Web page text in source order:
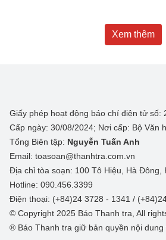
Xem thêm
Giấy phép hoạt động báo chí điện tử số:
Cấp ngày: 30/08/2024; Nơi cấp: Bộ Văn
Tổng Biên tập: Nguyễn Tuấn Anh
Email: toasoan@thanhtra.com.vn
Địa chỉ tòa soạn: 100 Tô Hiệu, Hà Đông,
Hotline: 090.456.3399
Điện thoại: (+84)24 3728 - 1341 /
© Copyright 2025 Báo Thanh tra, All
® Báo Thanh tra giữ bản quyền nội dung